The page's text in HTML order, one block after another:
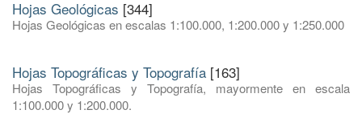
Hojas Geológicas [344]
Hojas Geológicas en escalas 1:100.000, 1:200.000 y 1:250.000
Hojas Topográficas y Topografía [163]
Hojas Topográficas y Topografía, mayormente en escala
1:100.000 y 1:200.000.